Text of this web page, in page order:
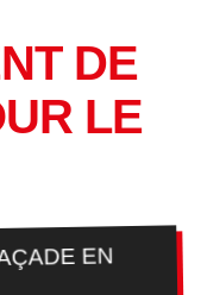
DE
LE
EN